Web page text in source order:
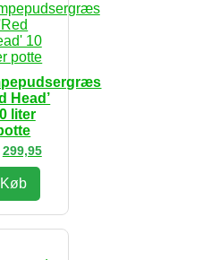
Head’
liter
299,95
Køb